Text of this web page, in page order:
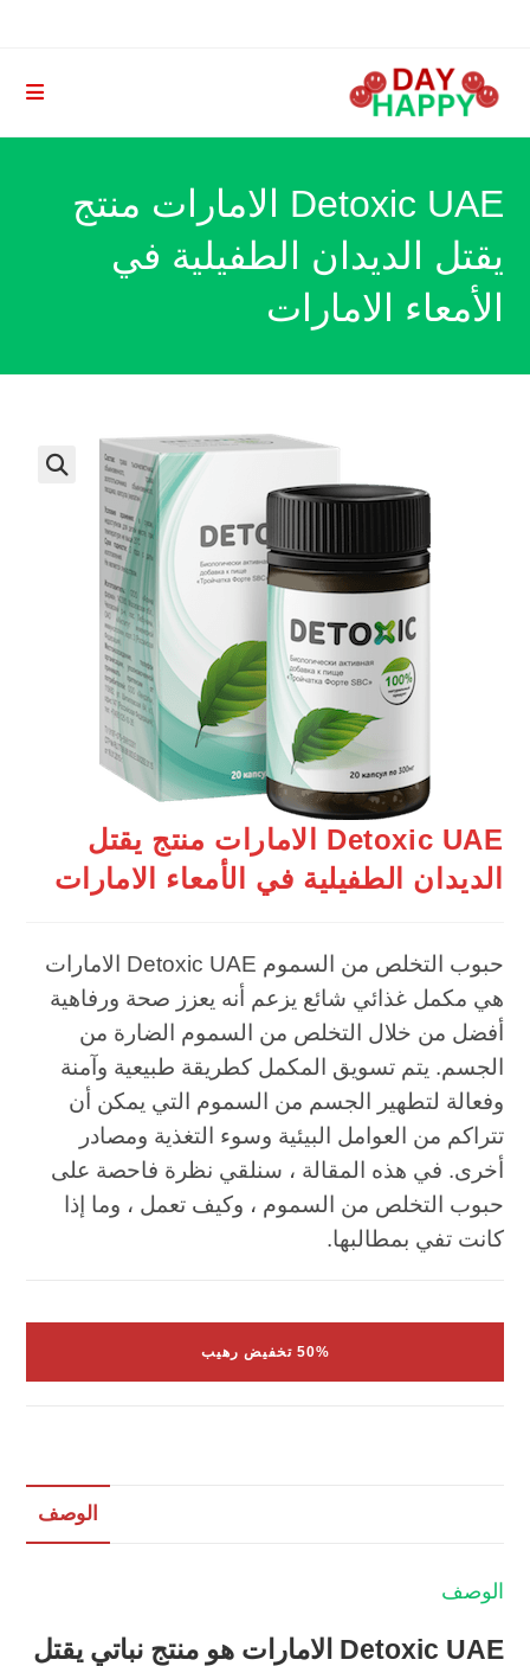
Detoxic UAE الامارات منتج
يقتل الديدان الطفيلية في
الأمعاء الامارات
Detoxic UAE الامارات منتج يقتل
الديدان الطفيلية في الأمعاء الامارات
حبوب التخلص من السموم Detoxic UAE الامارات
هي مكمل غذائي شائع يزعم أنه يعزز صحة ورفاهية
أفضل من خلال التخلص من السموم الضارة من
الجسم. يتم تسويق المكمل كطريقة طبيعية وآمنة
وفعالة لتطهير الجسم من السموم التي يمكن أن
تتراكم من العوامل البيئية وسوء التغذية ومصادر
أخرى. في هذه المقالة ، سنلقي نظرة فاحصة على
حبوب التخلص من السموم ، وكيف تعمل ، وما إذا
كانت تفي بمطالبها.
50% تخفيض رهيب
الوصف
الوصف
Detoxic UAE الامارات هو منتج نباتي يقتل